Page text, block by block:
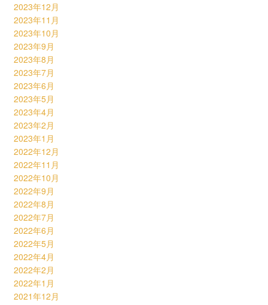
2023年12月
2023年11月
2023年10月
2023年9月
2023年8月
2023年7月
2023年6月
2023年5月
2023年4月
2023年2月
2023年1月
2022年12月
2022年11月
2022年10月
2022年9月
2022年8月
2022年7月
2022年6月
2022年5月
2022年4月
2022年2月
2022年1月
2021年12月